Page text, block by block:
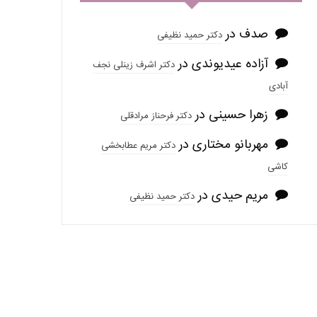
صدف دردکتر حمید نظیفی
آزاده عیدیوندی دردکتر اشرف زینلی نجف
آبادی
زهرا حسینی دردکتر فرحناز مرادقلی
مهربانو مختاری دردکتر مریم عطابخشی
کاشی
مریم حیدی دردکتر حمید نظیفی